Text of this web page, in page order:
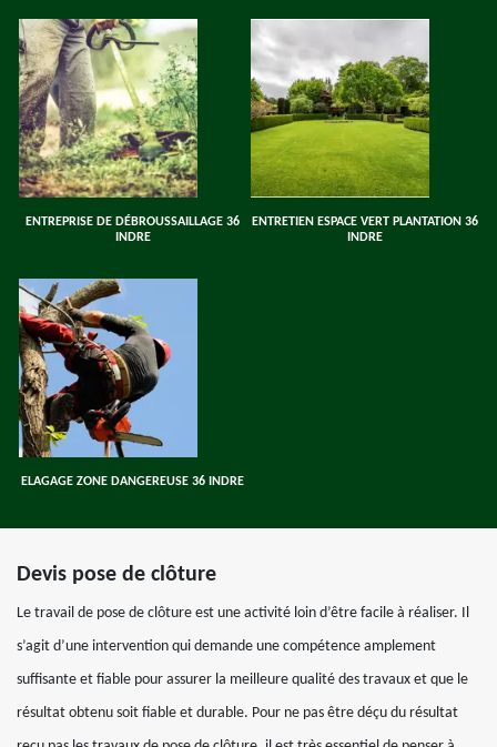
ENTREPRISE DE DÉBROUSSAILLAGE 36
INDRE
ENTRETIEN ESPACE VERT PLANTATION 36
INDRE
ELAGAGE ZONE DANGEREUSE 36 INDRE
Devis pose de clôture
Le travail de pose de clôture est une activité loin d’être facile à réaliser. Il
s’agit d’une intervention qui demande une compétence amplement
suffisante et fiable pour assurer la meilleure qualité des travaux et que le
résultat obtenu soit fiable et durable. Pour ne pas être déçu du résultat